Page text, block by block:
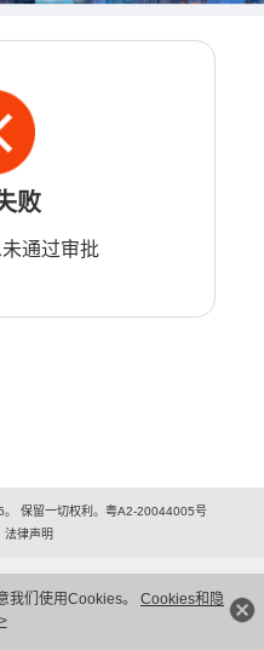
我们使用Cookies。 Cookies和隐
败
通过审批
保留一切权利。粤A2-20044005号
法律声明